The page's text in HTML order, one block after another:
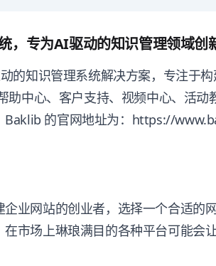
，专为AI驱动的知识管理领域创
的知识管理系统解决方案，专注于构
助中心、客户支持、视频中心、活动
Baklib 的官网地址为：https://
业网站的创业者，选择一个合适的
市场上琳琅满目的各种平台可能会